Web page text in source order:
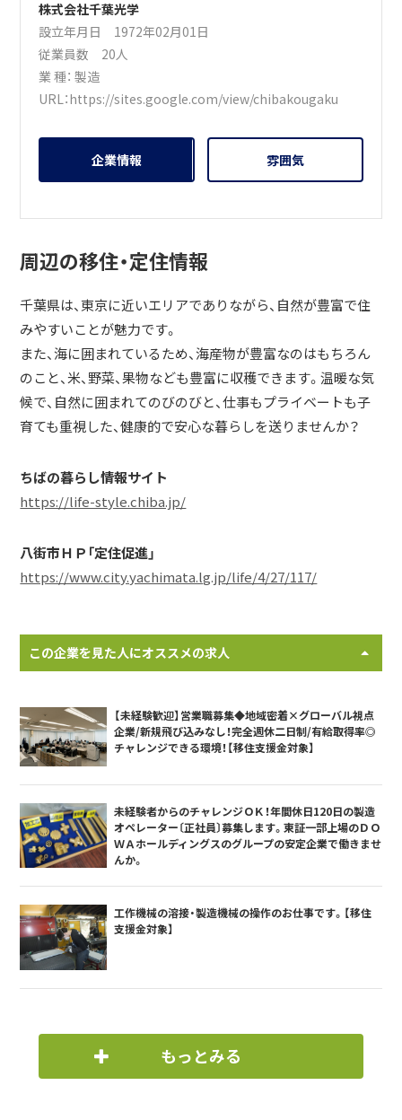
株式会社千葉光学
設立年月日 1972年02月01日
従業員数 20人
業 種：製造
URL：https://sites.google.com/view/chibakougaku
企業情報 雰囲気
周辺の移住・定住情報
千葉県は、東京に近いエリアでありながら、自然が豊富で住
みやすいことが魅力です。
また、海に囲まれているため、海産物が豊富なのはもちろん
のこと、米、野菜、果物なども豊富に収穫できます。温暖な気
候で、自然に囲まれてのびのびと、仕事もプライベートも子
育ても重視した、健康的で安心な暮らしを送りませんか？
ちばの暮らし情報サイト
https://life-style.chiba.jp/
八街市ＨＰ「定住促進」
https://www.city.yachimata.lg.jp/life/4/27/117/
この企業を見た人にオススメの求人
【未経験歓迎】営業職募集◆地域密着×グローバル視点
企業/新規飛び込みなし！完全週休二日制/有給取得率◎
チャレンジできる環境！【移住支援金対象】
未経験者からのチャレンジＯＫ！年間休日120日の製造
オペレーター〔正社員〕募集します。東証一部上場のＤＯ
ＷＡホールディングスのグループの安定企業で働きませ
んか。
工作機械の溶接・製造機械の操作のお仕事です。【移住
支援金対象】
もっとみる